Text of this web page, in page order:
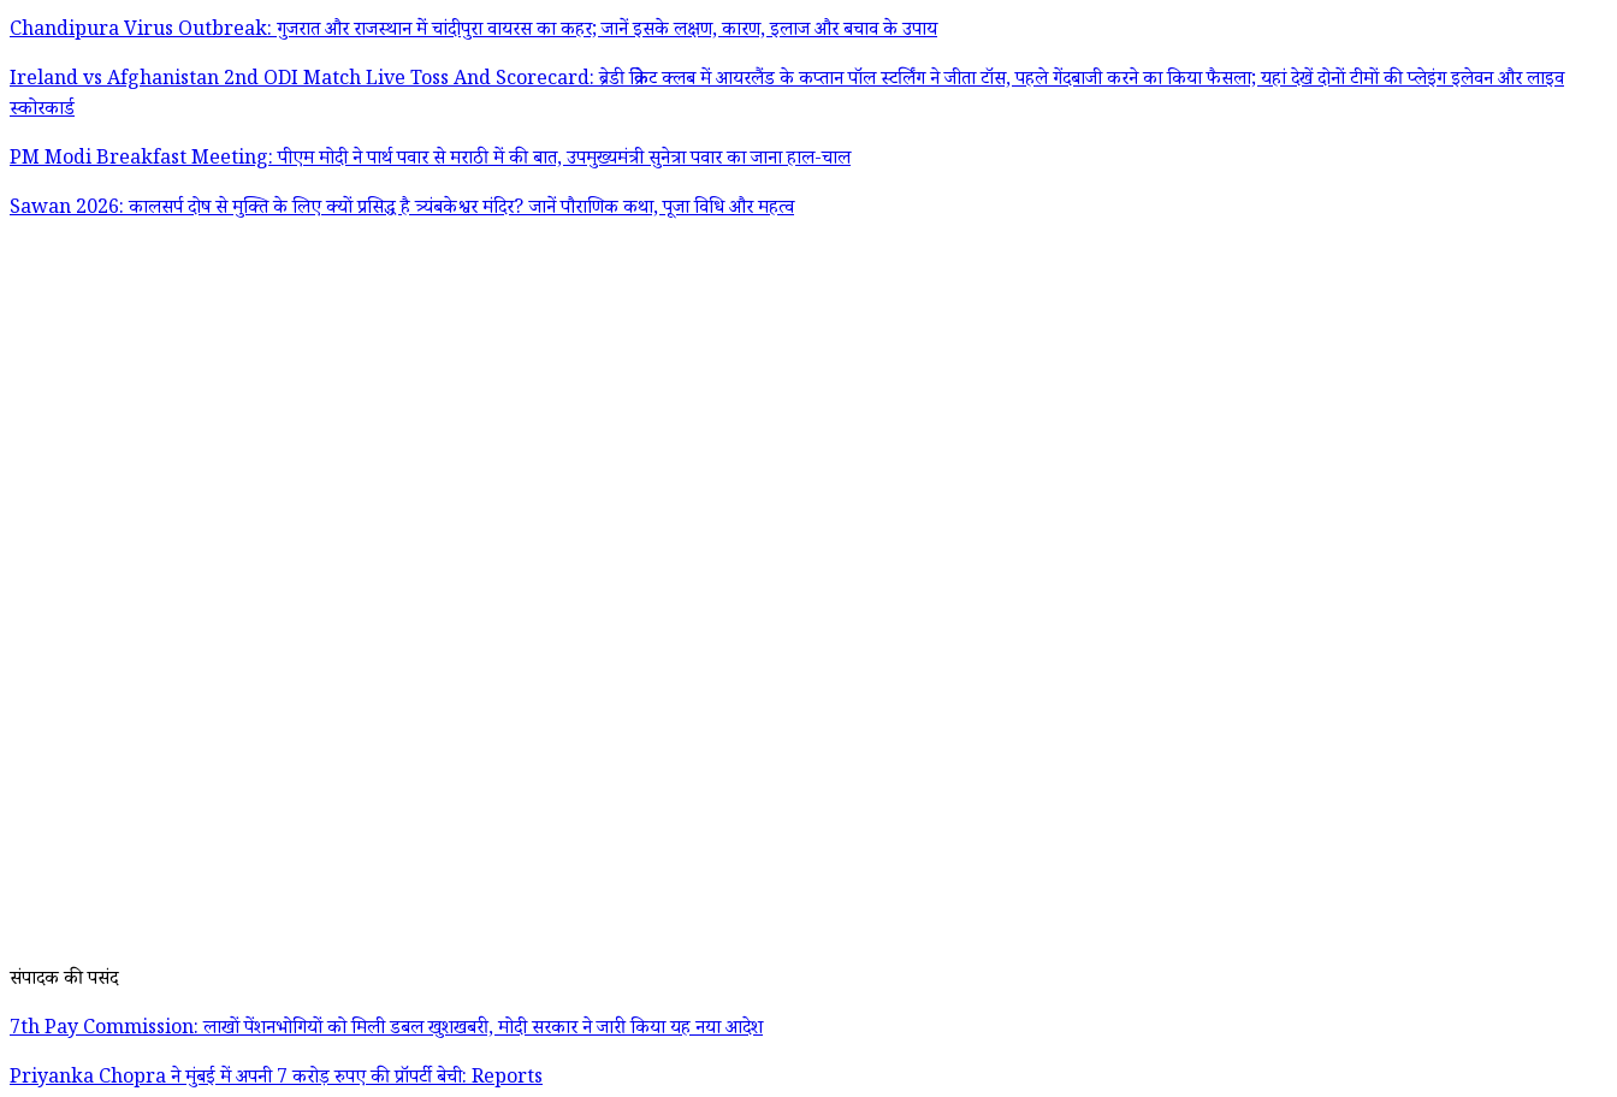
Chandipura Virus Outbreak: गुजरात और राजस्थान में चांदीपुरा वायरस का कहर; जानें इसके लक्षण, कारण, इलाज और बचाव के उपाय
Ireland vs Afghanistan 2nd ODI Match Live Toss And Scorecard: ब्रेडी क्रिकेट क्लब में आयरलैंड के कप्तान पॉल स्टर्लिंग ने जीता टॉस, पहले गेंदबाजी करने का किया फैसला; यहां देखें दोनों टीमों की प्लेइंग इलेवन और लाइव
स्कोरकार्ड
PM Modi Breakfast Meeting: पीएम मोदी ने पार्थ पवार से मराठी में की बात, उपमुख्यमंत्री सुनेत्रा पवार का जाना हाल-चाल
Sawan 2026: कालसर्प दोष से मुक्ति के लिए क्यों प्रसिद्ध है त्र्यंबकेश्वर मंदिर? जानें पौराणिक कथा, पूजा विधि और महत्व
संपादक की पसंद
7th Pay Commission: लाखों पेंशनभोगियों को मिली डबल खुशखबरी, मोदी सरकार ने जारी किया यह नया आदेश
Priyanka Chopra ने मुंबई में अपनी 7 करोड़ रुपए की प्रॉपर्टी बेची: Reports